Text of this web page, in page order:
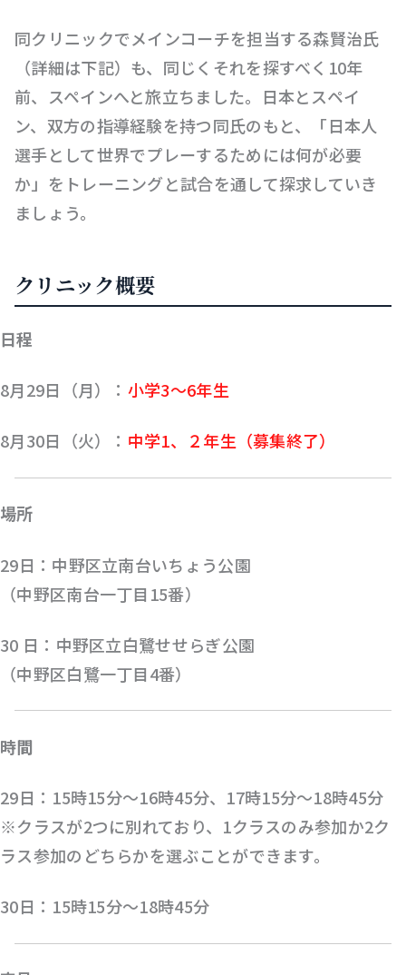
同クリニックでメインコーチを担当する森賢治氏
（詳細は下記）も、同じくそれを探すべく10年
前、スペインへと旅立ちました。日本とスペイ
ン、双方の指導経験を持つ同氏のもと、「日本人
選手として世界でプレーするためには何が必要
か」をトレーニングと試合を通して探求していき
ましょう。
クリニック概要
日程
8月29日（月）： 小学3〜6年生
8月30日（火）： 中学1、２年生（募集終了）
場所
29日：中野区立南台いちょう公園
（中野区南台一丁目15番）
30 日：中野区立白鷺せせらぎ公園
（中野区白鷺一丁目4番）
時間
29日：15時15分〜16時45分、17時15分〜18時45分
※クラスが2つに別れており、1クラスのみ参加か2ク
ラス参加のどちらかを選ぶことができます。
30日：15時15分〜18時45分